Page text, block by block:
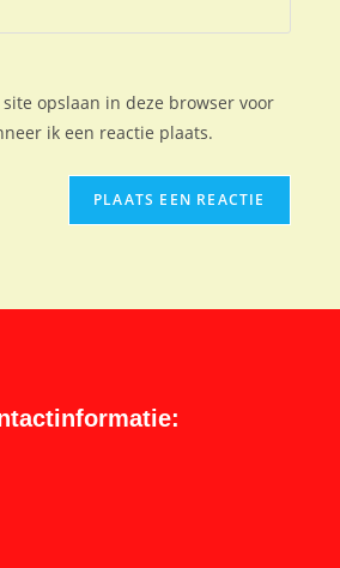
opslaan in deze browser voor
ik een reactie plaats.